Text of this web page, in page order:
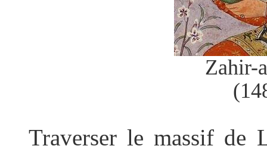
Zahir-
Traverser le massif de